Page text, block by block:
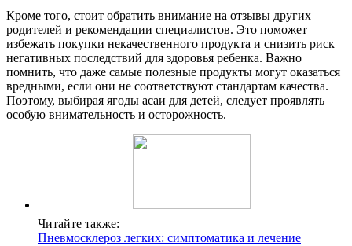
Кроме того, стоит обратить внимание на отзывы других
родителей и рекомендации специалистов. Это поможет
избежать покупки некачественного продукта и снизить риск
негативных последствий для здоровья ребенка. Важно
помнить, что даже самые полезные продукты могут оказаться
вредными, если они не соответствуют стандартам качества.
Поэтому, выбирая ягоды асаи для детей, следует проявлять
особую внимательность и осторожность.
Читайте также:
Пневмосклероз легких: симптоматика и лечение